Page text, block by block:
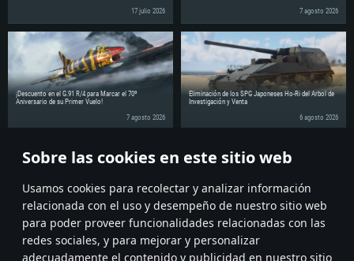
Sobre las cookies en este sitio web
Usamos cookies para recolectar y analizar información
relacionada con el uso y desempeño de nuestro sitio web
para poder proveer funcionalidades relacionadas con las
redes sociales, y para mejorar y personalizar
adecuadamente el contenido y publicidad en nuestro sitio
17 julio 2026
7 agosto 2026
¡Descuento en el G.91 R/4 para Marcar el 70º
Aniversario de su Primer Vuelo!
7 agosto 2026
Eliminación de los SPG Japoneses Ho-Ri del Árbol de
Investigación y Venta
6 agosto 2026
¡Comparte la noticia con tus amigos!
Discuss on the Forums